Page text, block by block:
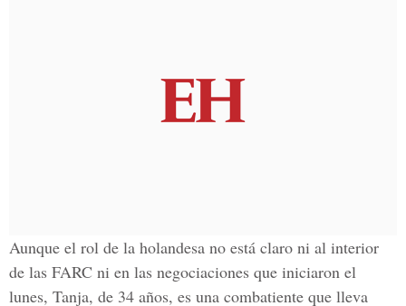
Aunque el rol de la holandesa no está claro ni al interior
de las FARC ni en las negociaciones que iniciaron el
lunes, Tanja, de 34 años, es una combatiente que lleva